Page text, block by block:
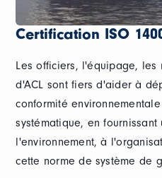
Certification ISO
Les officiers, l'équipage, les
d'ACL sont fiers d'aider à
conformité
systématique, en
l'environnement, à
cette norme de système de